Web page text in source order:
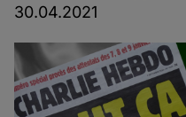
30.04.2021